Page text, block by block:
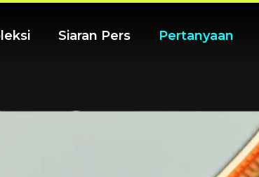
Siaran Pers Pertanyaan